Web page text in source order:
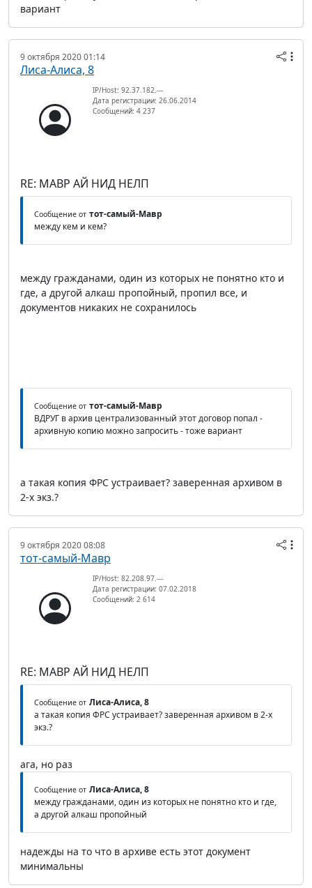
вариант
9 октября 2020 01:14
Лиса-Алиса, 8
IP/Host: 92.37.182.---
Дата регистрации: 26.06.2014
Сообщений: 4 237
RE: МАВР АЙ НИД НЕЛП
Сообщение от тот-самый-Мавр
между кем и кем?
между гражданами, один из которых не понятно кто и
где, а другой алкаш пропойный, пропил все, и
документов никаких не сохранилось
Сообщение от тот-самый-Мавр
ВДРУГ в архив централизованный этот договор попал -
архивную копию можно запросить - тоже вариант
а такая копия ФРС устраивает? заверенная архивом в
2-х экз.?
9 октября 2020 08:08
тот-самый-Мавр
IP/Host: 82.208.97.---
Дата регистрации: 07.02.2018
Сообщений: 2 614
RE: МАВР АЙ НИД НЕЛП
Сообщение от Лиса-Алиса, 8
а такая копия ФРС устраивает? заверенная архивом в 2-х
экз.?
ага, но раз
Сообщение от Лиса-Алиса, 8
между гражданами, один из которых не понятно кто и где,
а другой алкаш пропойный
надежды на то что в архиве есть этот документ
минимальны